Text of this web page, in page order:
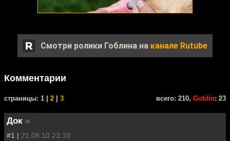
Смотри ролики Гоблина на канале Rutube
Комментарии
cтраницы: 1 | 2 3 всего: 210, Goblin: 23
Док »
#1 | 21.08.10 23:10